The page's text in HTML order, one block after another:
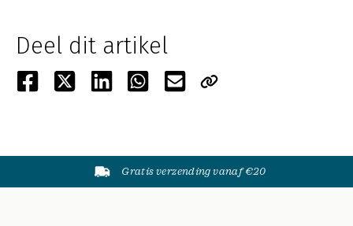
Deel dit artikel
Gratis verzending vanaf €20